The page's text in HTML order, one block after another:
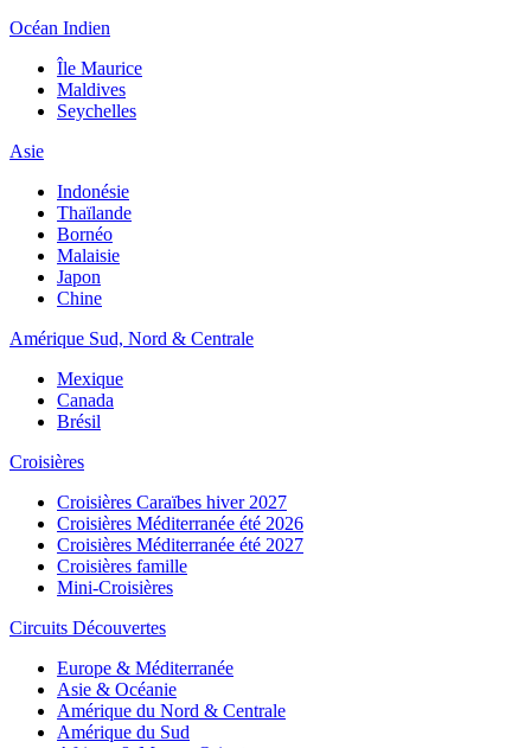
Océan Indien
Île Maurice
Maldives
Seychelles
Asie
Indonésie
Thaïlande
Bornéo
Malaisie
Japon
Chine
Amérique Sud, Nord & Centrale
Mexique
Canada
Brésil
Croisières
Croisières Caraïbes hiver 2027
Croisières Méditerranée été 2026
Croisières Méditerranée été 2027
Croisières famille
Mini-Croisières
Circuits Découvertes
Europe & Méditerranée
Asie & Océanie
Amérique du Nord & Centrale
Amérique du Sud